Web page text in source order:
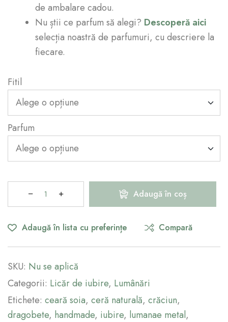
de ambalare cadou.
Nu știi ce parfum să alegi? Descoperă aici
selecția noastră de parfumuri, cu descriere la
fiecare.
Fitil
Parfum
Adaugă în coș
Adaugă în lista cu preferințe Compară
SKU: Nu se aplică
Categorii: Licăr de iubire, Lumânări
Etichete: ceară soia, ceră naturală, crăciun,
dragobete, handmade, iubire, lumanae metal,